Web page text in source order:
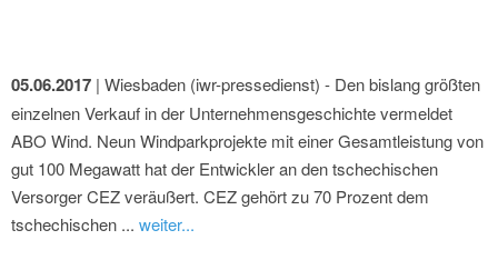
05.06.2017 | Wiesbaden (iwr-pressedienst) - Den bislang größten
einzelnen Verkauf in der Unternehmensgeschichte vermeldet
ABO Wind. Neun Windparkprojekte mit einer Gesamtleistung von
gut 100 Megawatt hat der Entwickler an den tschechischen
Versorger CEZ veräußert. CEZ gehört zu 70 Prozent dem
tschechischen ... weiter...